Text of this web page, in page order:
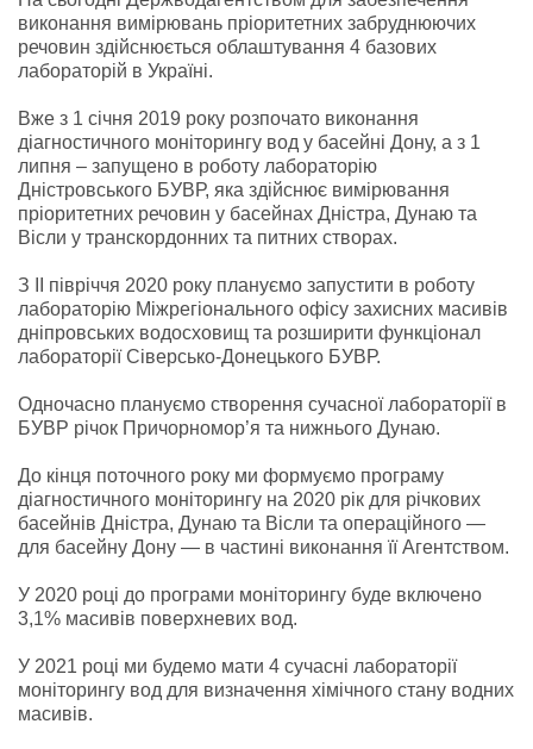
виконання вимірювань пріоритетних забруднюючих
речовин здійснюється облаштування 4 базових
лабораторій в Україні.
Вже з 1 січня 2019 року розпочато виконання
діагностичного моніторингу вод у басейні Дону, а з 1
липня – запущено в роботу лабораторію
Дністровського БУВР, яка здійснює вимірювання
пріоритетних речовин у басейнах Дністра, Дунаю та
Вісли у транскордонних та питних створах.
З ІІ півріччя 2020 року плануємо запустити в роботу
лабораторію Міжрегіонального офісу захисних масивів
дніпровських водосховищ та розширити функціонал
лабораторії Сіверсько-Донецького БУВР.
Одночасно плануємо створення сучасної лабораторії в
БУВР річок Причорномор’я та нижнього Дунаю.
До кінця поточного року ми формуємо програму
діагностичного моніторингу на 2020 рік для річкових
басейнів Дністра, Дунаю та Вісли та операційного —
для басейну Дону — в частині виконання її Агентством.
У 2020 році до програми моніторингу буде включено
3,1% масивів поверхневих вод.
У 2021 році ми будемо мати 4 сучасні лабораторії
моніторингу вод для визначення хімічного стану водних
масивів.